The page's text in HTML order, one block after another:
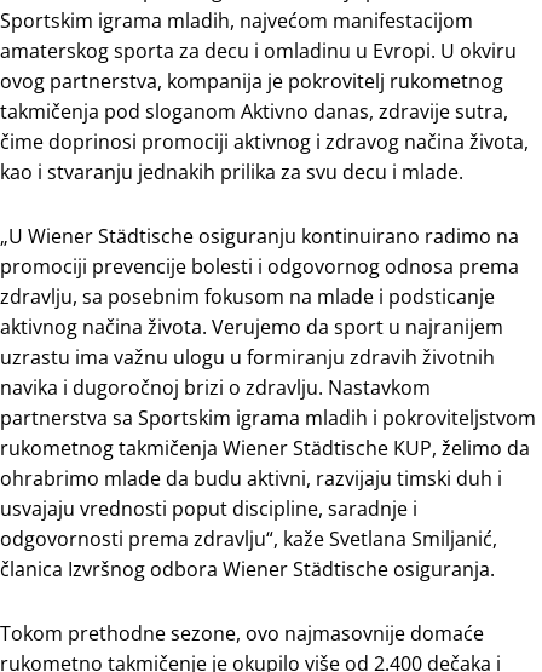
Sportskim igrama mladih, najvećom manifestacijom
amaterskog sporta za decu i omladinu u Evropi. U okviru
ovog partnerstva, kompanija je pokrovitelj rukometnog
takmičenja pod sloganom Aktivno danas, zdravije sutra,
čime doprinosi promociji aktivnog i zdravog načina života,
kao i stvaranju jednakih prilika za svu decu i mlade.
„U Wiener Städtische osiguranju kontinuirano radimo na
promociji prevencije bolesti i odgovornog odnosa prema
zdravlju, sa posebnim fokusom na mlade i podsticanje
aktivnog načina života. Verujemo da sport u najranijem
uzrastu ima važnu ulogu u formiranju zdravih životnih
navika i dugoročnoj brizi o zdravlju. Nastavkom
partnerstva sa Sportskim igrama mladih i pokroviteljstvom
rukometnog takmičenja Wiener Städtische KUP, želimo da
ohrabrimo mlade da budu aktivni, razvijaju timski duh i
usvajaju vrednosti poput discipline, saradnje i
odgovornosti prema zdravlju“, kaže Svetlana Smiljanić,
članica Izvršnog odbora Wiener Städtische osiguranja.
Tokom prethodne sezone, ovo najmasovnije domaće
rukometno takmičenje je okupilo više od 2.400 dečaka i